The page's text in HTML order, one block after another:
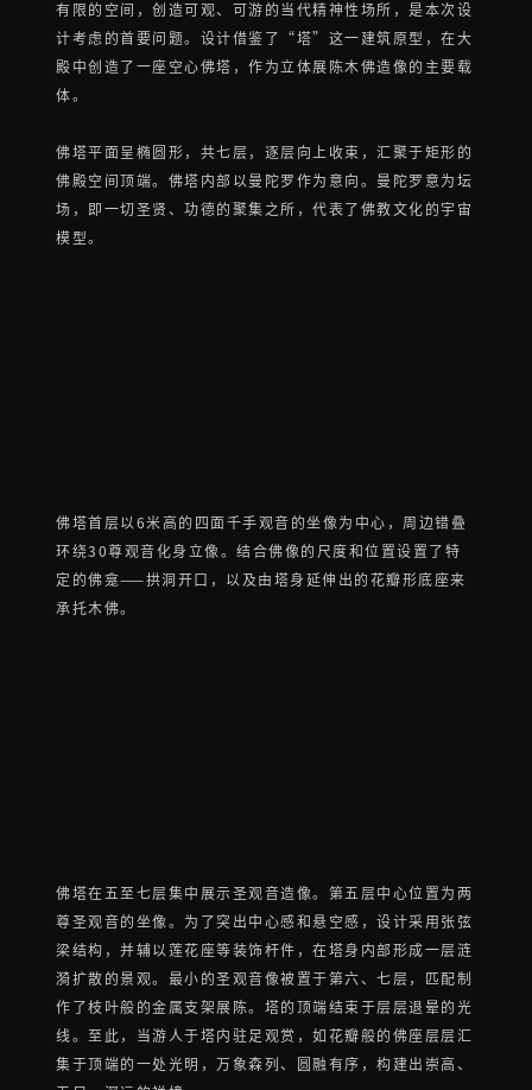
有限的空间，创造可观、可游的当代精神性场所，是本次设
计考虑的首要问题。设计借鉴了“塔”这一建筑原型，在大
殿中创造了一座空心佛塔，作为立体展陈木佛造像的主要载
体。
佛塔平面呈椭圆形，共七层，逐层向上收束，汇聚于矩形的
佛殿空间顶端。佛塔内部以曼陀罗作为意向。曼陀罗意为坛
场，即一切圣贤、功德的聚集之所，代表了佛教文化的宇宙
模型。
佛塔首层以6米高的四面千手观音的坐像为中心，周边错叠
环绕30尊观音化身立像。结合佛像的尺度和位置设置了特
定的佛龛——拱洞开口，以及由塔身延伸出的花瓣形底座来
承托木佛。
佛塔在五至七层集中展示圣观音造像。第五层中心位置为两
尊圣观音的坐像。为了突出中心感和悬空感，设计采用张弦
梁结构，并辅以莲花座等装饰杆件，在塔身内部形成一层涟
漪扩散的景观。最小的圣观音像被置于第六、七层，匹配制
作了枝叶般的金属支架展陈。塔的顶端结束于层层退晕的光
线。至此，当游人于塔内驻足观赏，如花瓣般的佛座层层汇
集于顶端的一处光明，万象森列、圆融有序，构建出崇高、